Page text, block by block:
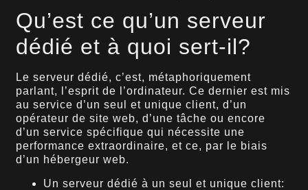
Qu’est ce qu’un serveur
dédié et à quoi sert-il?
Le serveur dédié, c’est, métaphoriquement
parlant, l’esprit de l’ordinateur. Ce dernier est mis
au service d’un seul et unique client, d’un
opérateur de site web, d’une tâche ou encore
d’un service spécifique qui nécessite une
performance extraordinaire, et ce, par le biais
d’un hébergeur web.
Un serveur dédié à un seul et unique client: